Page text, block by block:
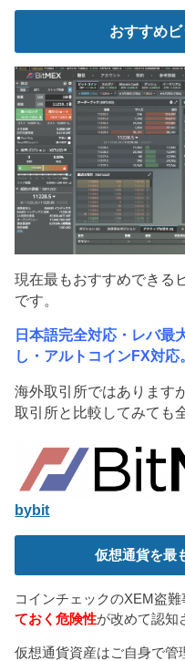
おすすめ
現在最もおすすめできる
です。
日本語完全対応・レバ最
し・アルトコインFX対応
海外取引所ではあります
取引所と比較してみても
bybit
仮想通貨を最
コインチェックのXEM盗
ておく危険性が改めて認知
仮想通貨資産はご自身で管